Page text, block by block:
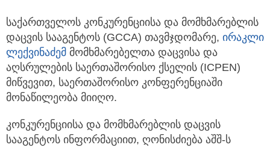
საქართველოს კონკურენციისა და მომხმარებლის
დაცვის სააგენტოს (GCCA) თავმჯდომარე, ირაკლი
ლექვინაძემ მომხმარებელთა დაცვისა და
აღსრულების საერთაშორისო ქსელის (ICPEN)
მიწვევით, საერთაშორისო კონფერენციაში
მონაწილეობა მიიღო.
კონკურენციისა და მომხმარებლის დაცვის
სააგენტოს ინფორმაციით, ღონისძიება აშშ-ს